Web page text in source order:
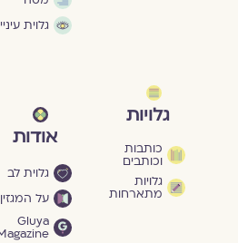
גלוית עיניים
גלויות
כותבות
וכותבים
גלויות
מתארחות
אודות
גלוית לב
על המגזין
Gluya
Magazine